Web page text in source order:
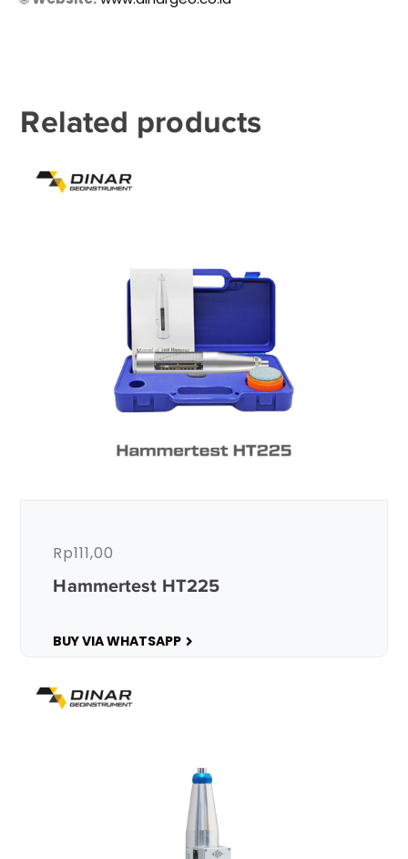
Related products
Hammertest HT225
Rp111,00
BUY VIA WHATSAPP